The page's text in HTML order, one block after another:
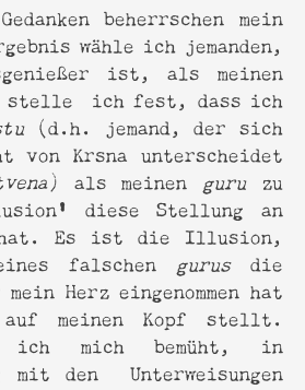
beherrschen mein
wähle ich jemanden,
ist, als meinen
stelle ich fest, dass ich
(d.h. jemand, der sich
Krsna unterscheidet
) als meinen guruzu
' diese Stellung an
Es ist die Illusion,
falschen gurus die
Herz eingenommen hat
meinen Kopf stellt.
ich mich bemüht, in
mit den Unterweisungen